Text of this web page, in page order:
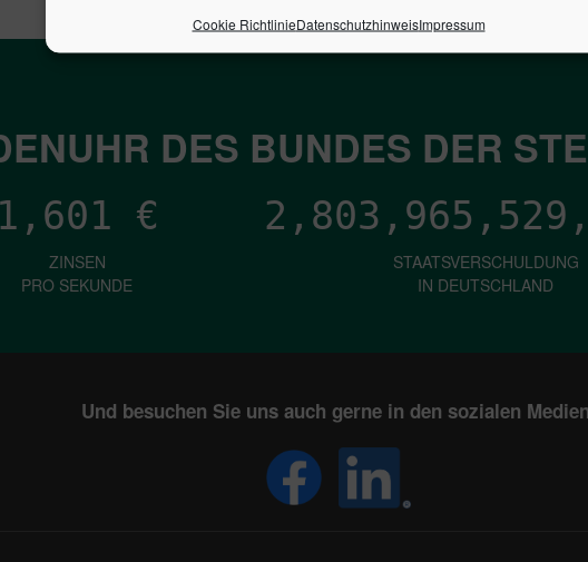
Cookie RichtlinieDatenschutzhinweisImpressum
DES BUNDES DER
1,601 €
ZINSEN
PRO SEKUNDE
STAATSVERSCHULDUNG
IN DEUTSCHLAND
Und besuchen Sie uns auch gerne in den sozialen